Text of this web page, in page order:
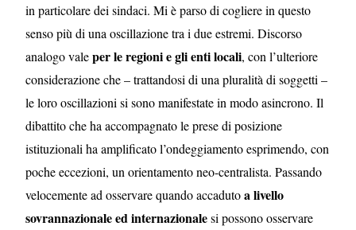
in particolare dei sindaci. Mi è parso di cogliere in questo
senso più di una oscillazione tra i due estremi. Discorso
analogo valeper le regioni e gli enti locali, con l’ulteriore
considerazione che – trattandosi di una pluralità di soggetti –
le loro oscillazioni si sono manifestate in modo asincrono.Il
dibattito che ha accompagnato le prese di posizione
istituzionali ha amplificato l’ondeggiamento esprimendo, con
poche eccezioni, un orientamento neo-centralista.Passando
velocemente ad osservare quando accadutoa livello
sovrannazionale ed internazionalesi possono osservare